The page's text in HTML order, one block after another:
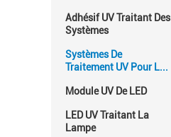
Adhésif UV Traitant Des
Systèmes
Systèmes De
Traitement UV Pour L...
Module UV De LED
LED UV Traitant La
Lampe